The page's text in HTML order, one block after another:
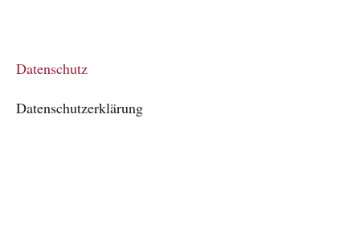
Datenschutz
Datenschutzerklärung